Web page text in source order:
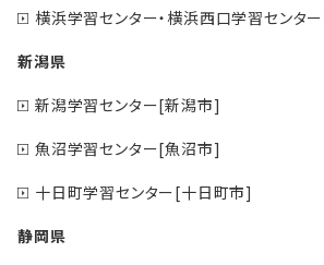
横浜学習センター・横浜西口学習センタ
新潟県
新潟学習センター[新潟市]
魚沼学習センター[魚沼市]
十日町学習センター[十日町市]
静岡県